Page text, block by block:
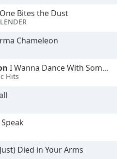
Bites the Dust
Chameleon
I Wanna Dance With Somebody
Hits
Died in Your Arms